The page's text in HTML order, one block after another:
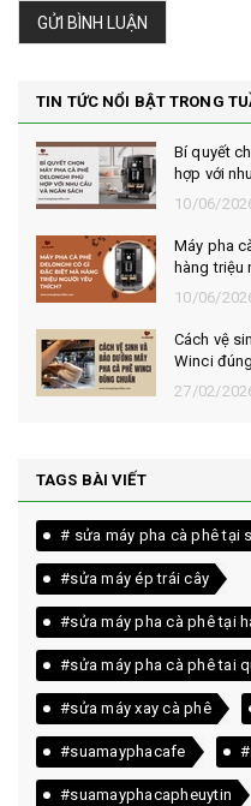
GỬI BÌNH LUẬN
TIN TỨC NỔI BẬT TRONG
Bí quyết
hợp với
10/06/
Máy pha
hàng triệu
10/06/
Cách vệ
Winci
27/02/
TAGS BÀI VIẾT
# sửa máy pha cà phê tại
#sửa máy ép trái cây
#sửa máy pha cà phê tại
#sửa máy pha cà phê tai
#sửa máy xay cà phê
#suamayphacafe
#suamayphacapheuytin